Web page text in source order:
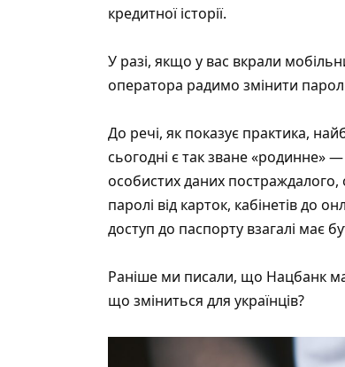
кредитної історії.
У разі, якщо у вас вкрали
оператора радимо змінити
До речі, як показує практика,
сьогодні є так зване «родинне»
особистих даних постраждалого,
паролі від карток, кабінетів до
доступ до паспорту взагалі має
Раніше ми писали, що Нацбанк
що зміниться для українців?